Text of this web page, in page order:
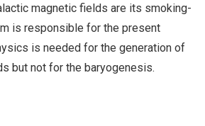
magnetic fields are its smoking-
is responsible for the present
is needed for the generation of
but not for the baryogenesis.